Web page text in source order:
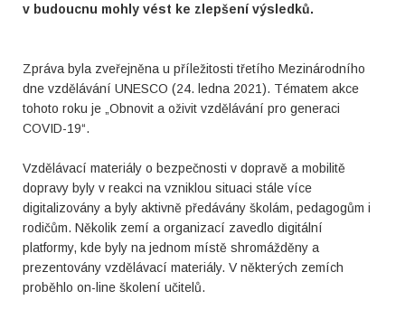
v budoucnu mohly vést ke zlepšení výsledků.
Zpráva byla zveřejněna u příležitosti třetího Mezinárodního
dne vzdělávání UNESCO (24. ledna 2021). Tématem akce
tohoto roku je „Obnovit a oživit vzdělávání pro generaci
COVID-19“.
Vzdělávací materiály o bezpečnosti v dopravě a mobilitě
dopravy byly v reakci na vzniklou situaci stále více
digitalizovány a byly aktivně předávány školám, pedagogům i
rodičům. Několik zemí a organizací zavedlo digitální
platformy, kde byly na jednom místě shromážděny a
prezentovány vzdělávací materiály. V některých zemích
proběhlo on-line školení učitelů.